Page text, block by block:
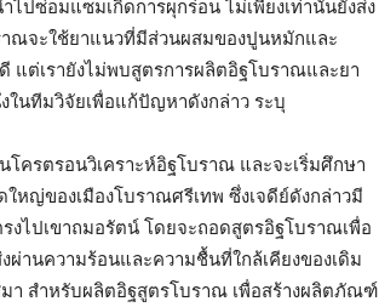
ปซ่อมแซมเกิดการผุกร่อน ไม่เพียงเท่านั้นยังส่ง
ณจะใช้ยาแนวที่มีส่วนผสมของปูนหมักและ
ต่เรายังไม่พบสูตรการผลิตอิฐโบราณและยา
นทีมวิจัยเพื่อแก้ปัญหาดังกล่าว ระบุ
ครตรอนวิเคราะห์อิฐโบราณ และจะเริ่มศึกษา
หญ่ของเมืองโบราณศรีเทพ ซึ่งเจดีย์ดังกล่าวมี
ไปเขาถมอรัตน์ โดยจะถอดสูตรอิฐโบราณเพื่อ
านความร้อนและความชื้นที่ใกล้เคียงของเดิม
า สำหรับผลิตอิฐสูตรโบราณ เพื่อสร้างผลิตภัณฑ์